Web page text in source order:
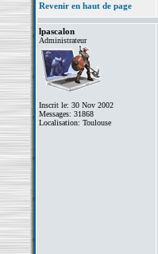
Revenir en haut de page
lpascalon
Administrateur
Inscrit le: 30 Nov 2002
Messages: 31868
Localisation: Toulouse